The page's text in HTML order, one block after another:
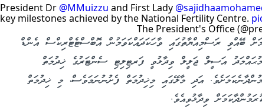
President Dr @MMuizzu and First Lady
key milestones achieved by the National Fertility Centre.
ބޭއްވި ރަސްމިއްޔާތުގައި ވާހަކަދައްކަވަމުން އޮބްސްޓެޓްރިކްސް އެންޑް
އަސީލް ޖަލީލް ވިދާޅުވީ ފަރޓިލިޓި ސެންޓަރުގެ ޚިދުމަތް
އަދި މާލޭގައި މިޚިދުމަތް ފެށުނުނަމަވެސް، މި ޚިދުމަތް
ވިދާޅުވިއެވެ.